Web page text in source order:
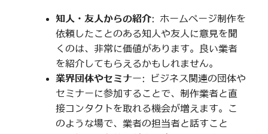
知人・友人からの紹介: ホームページ制作を
依頼したことのある知人や友人に意見を聞
くのは、非常に価値があります。良い業者
を紹介してもらえるかもしれません。
業界団体やセミナー: ビジネス関連の団体や
セミナーに参加することで、制作業者と直
接コンタクトを取れる機会が増えます。こ
のような場で、業者の担当者と話すこと